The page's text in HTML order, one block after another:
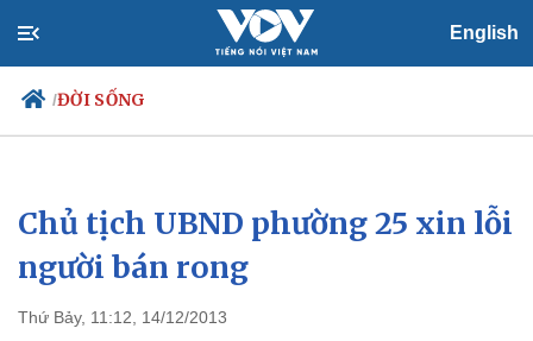
English
/ĐỜI SỐNG
Chính trị
Tổ chức nhân sự
Nhận diện sự thật
Xã hội
Chủ tịch UBND phường 25 xin lỗi
người bán rong
Thứ Bảy, 11:12, 14/12/2013